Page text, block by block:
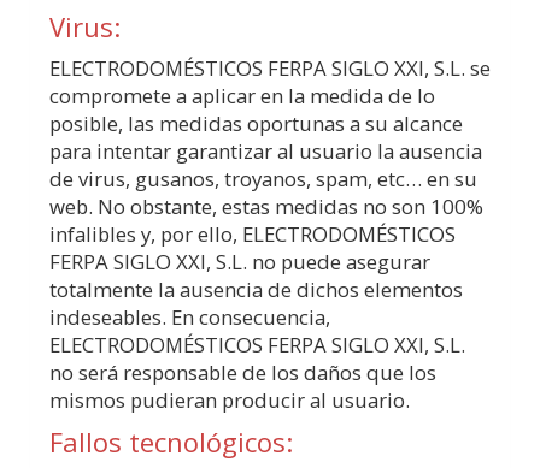
Virus:
ELECTRODOMÉSTICOS FERPA SIGLO XXI, S.L. se
compromete a aplicar en la medida de lo
posible, las medidas oportunas a su alcance
para intentar garantizar al usuario la ausencia
de virus, gusanos, troyanos, spam, etc… en su
web. No obstante, estas medidas no son 100%
infalibles y, por ello, ELECTRODOMÉSTICOS
FERPA SIGLO XXI, S.L. no puede asegurar
totalmente la ausencia de dichos elementos
indeseables. En consecuencia,
ELECTRODOMÉSTICOS FERPA SIGLO XXI, S.L.
no será responsable de los daños que los
mismos pudieran producir al usuario.
Fallos tecnológicos: